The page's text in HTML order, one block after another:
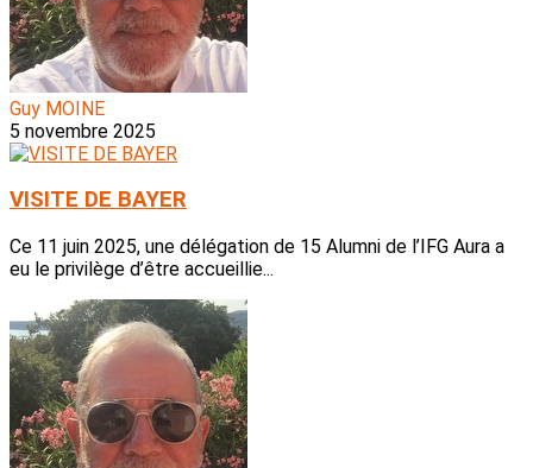
Guy MOINE
5 novembre 2025
VISITE DE BAYER
Ce 11 juin 2025, une délégation de 15 Alumni de l’IFG Aura a
eu le privilège d’être accueillie...